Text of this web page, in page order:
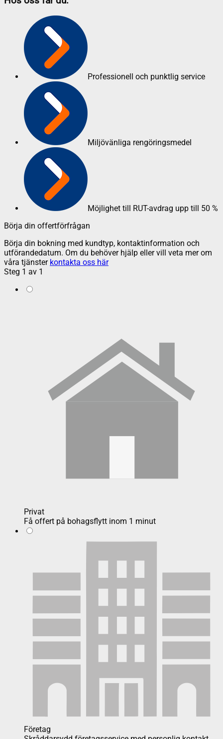
Professionell och punktlig service
Miljövänliga rengöringsmedel
Möjlighet till RUT-avdrag upp till 50 %
Börja din offertförfrågan
Börja din bokning med kundtyp, kontaktinformation och
utförandedatum. Om du behöver hjälp eller vill veta mer om
våra tjänster kontakta oss här
Steg 1 av 1
Privat
Få offert på bohagsflytt inom 1 minut
Företag